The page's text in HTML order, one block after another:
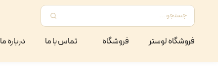
فروشگاه لوستر
فروشگاه تماس با ما درباره ما